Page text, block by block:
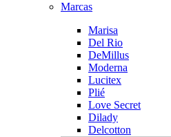
Marcas
Marisa
Del Rio
DeMillus
Moderna
Lucitex
Plié
Love Secret
Dilady
Delcotton